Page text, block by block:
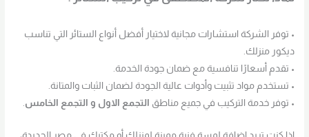
• توفر الشركة استشارات مجانية لاختيار أفضل أنواع الستائر التي تناسب
ديكور منزلك.
• تقدم أسعارًا تنافسية مع ضمان جودة الخدمة.
• تستخدم مواد تثبيت وأدوات عالية الجودة لضمان الثبات والمتانة.
• توفر خدمة التركيب في جميع مناطق التجمع الاول و التجمع الخامس.